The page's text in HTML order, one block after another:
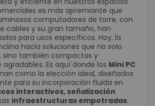
es más apremiante que
computadores de torre, con
cables y su gran tamaño, han
para usos específicos. Hoy, la
hacia soluciones que no solo
sino también compactas y
Es aquí donde los Mini PC
como la elección ideal, diseñados
para su incorporación fluida en
interactivos, señalización
infraestructuras empotradas.